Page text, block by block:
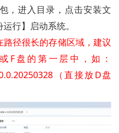
，进入目录，点击安装文
行】启动系统。
径很长的存储区域，建议
F盘的第一层中，如：
（直接放 D盘